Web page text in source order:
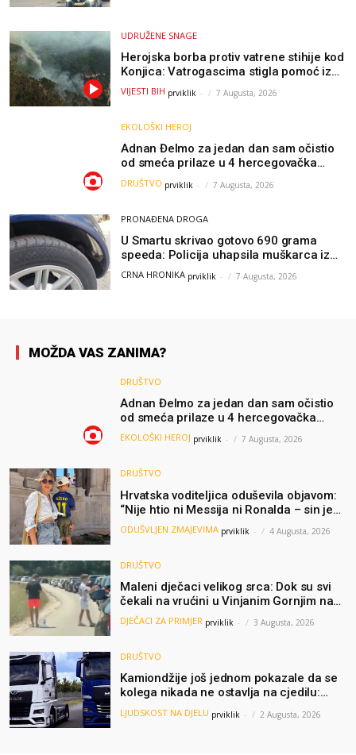
UDRUŽENE SNAGE
Herojska borba protiv vatrene stihije kod
Konjica: Vatrogascima stigla pomoć iz
Sarajeva, helikopteri i Air Tractori
udružili snage
VIJESTI BIH prviklik - 7 Augusta, 2026
EKOLOŠKI HEROJ
Adnan Đelmo za jedan dan sam očistio
od smeća prilaze u 4 hercegovačka
grada: “Danas nisam čistio samo smeće,
čistio sam sliku o nama”
DRUŠTVO prviklik - 7 Augusta, 2026
PRONAĐENA DROGA
U Smartu skrivao gotovo 690 grama
speeda: Policija uhapsila muškarca iz
Hercegovine
CRNA HRONIKA prviklik - 7 Augusta, 2026
MOŽDA VAS ZANIMA?
DRUŠTVO
Adnan Đelmo za jedan dan sam očistio
od smeća prilaze u 4 hercegovačka
grada: “Danas nisam čistio samo smeće,
čistio sam sliku o nama”
EKOLOŠKI HEROJ prviklik - 7 Augusta, 2026
DRUŠTVO
Hrvatska voditeljica oduševila objavom:
“Nije htio ni Messija ni Ronalda – sin je
želio samo dres Bosne”
ODUŠVLJEN ZMAJEVIMA prviklik - 4 Augusta, 2026
DRUŠTVO
Maleni dječaci velikog srca: Dok su svi
čekali na vrućini u Vinjanim Gornjim na
granici, Ljubi i Šime su dijelili vodu
putnicima
DJEČACI ZA PRIMJER prviklik - 3 Augusta, 2026
DRUŠTVO
Kamiondžije još jednom pokazale da se
kolega nikada ne ostavlja na cjedilu:
Priča iz Hamburga dirnula mnoge
LJUDSKOST NA DJELU prviklik - 2 Augusta, 2026